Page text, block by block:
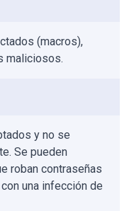
(macros),
maliciosos.
y no se
Se pueden
roban contraseñas
una infección de